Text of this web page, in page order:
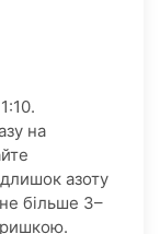
на
азоту
більше 3–